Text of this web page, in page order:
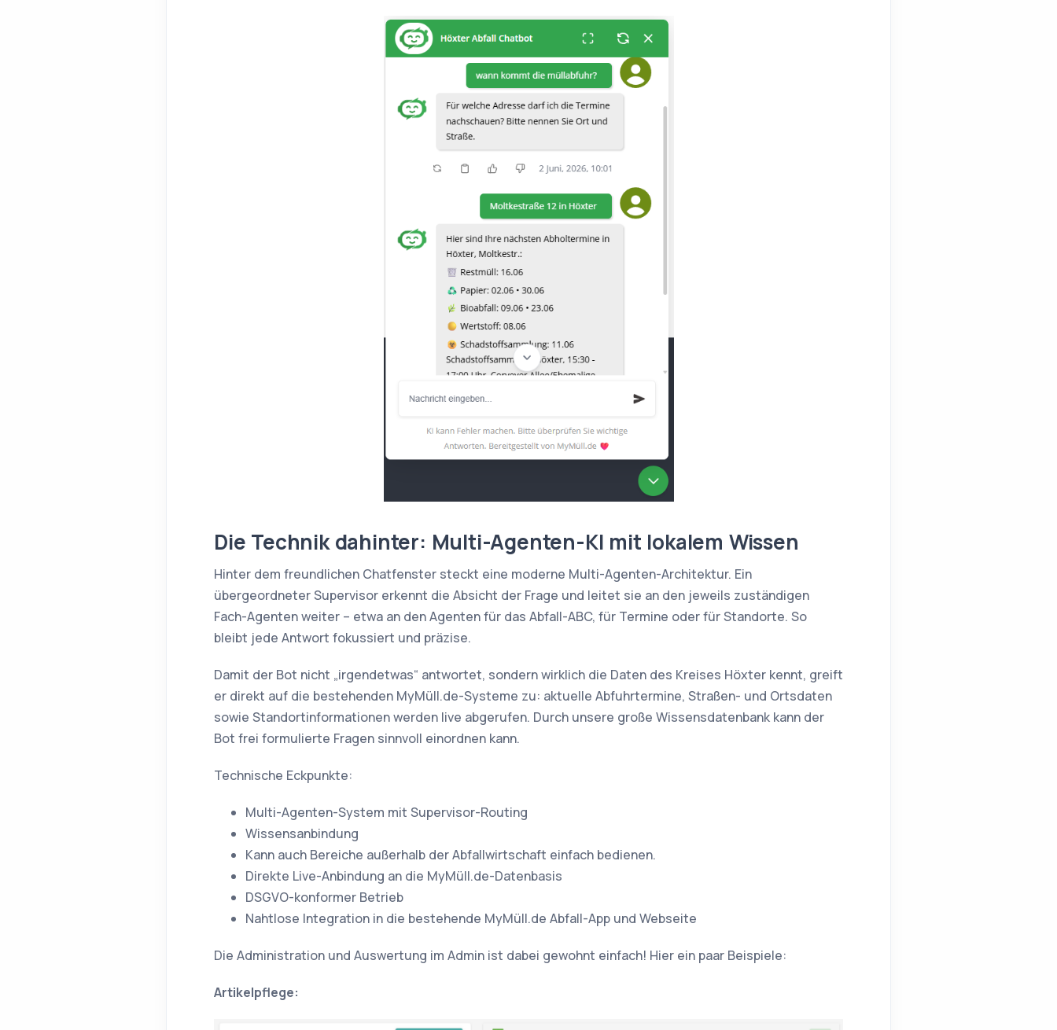
Die Technik dahinter: Multi-Agenten-KI mit lokalem Wissen
Hinter dem freundlichen Chatfenster steckt eine moderne Multi-Agenten-Architektur. Ein
übergeordneter Supervisor erkennt die Absicht der Frage und leitet sie an den jeweils zuständigen
Fach-Agenten weiter – etwa an den Agenten für das Abfall-ABC, für Termine oder für Standorte. So
bleibt jede Antwort fokussiert und präzise.
Damit der Bot nicht „irgendetwas“ antwortet, sondern wirklich die Daten des Kreises Höxter kennt, greift
er direkt auf die bestehenden MyMüll.de-Systeme zu: aktuelle Abfuhrtermine, Straßen- und Ortsdaten
sowie Standortinformationen werden live abgerufen. Durch unsere große Wissensdatenbank kann der
Bot frei formulierte Fragen sinnvoll einordnen kann.
Technische Eckpunkte:
Multi-Agenten-System mit Supervisor-Routing
Wissensanbindung
Kann auch Bereiche außerhalb der Abfallwirtschaft einfach bedienen.
Direkte Live-Anbindung an die MyMüll.de-Datenbasis
DSGVO-konformer Betrieb
Nahtlose Integration in die bestehende MyMüll.de Abfall-App und Webseite
Die Administration und Auswertung im Admin ist dabei gewohnt einfach! Hier ein paar Beispiele:
Artikelpflege: